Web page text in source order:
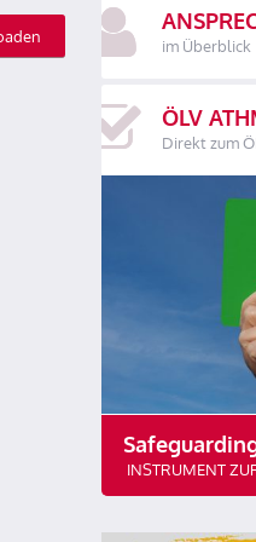
im Überblick
ÖLV
Direkt zum
INSTRUMENT